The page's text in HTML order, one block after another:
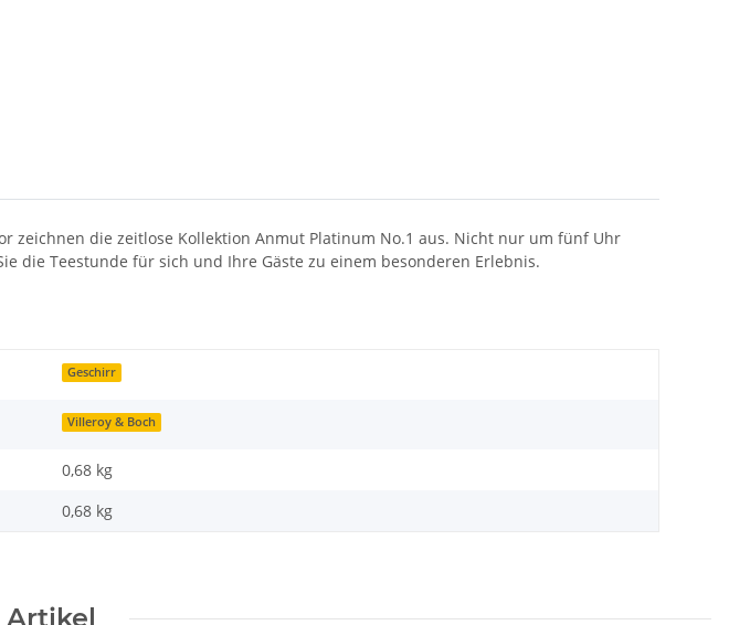
zeichnen die zeitlose Kollektion Anmut Platinum No.1 aus. Nicht nur um fünf Uhr
die Teestunde für sich und Ihre Gäste zu einem besonderen Erlebnis.
Geschirr
Villeroy & Boch
0,68 kg
0,68 kg